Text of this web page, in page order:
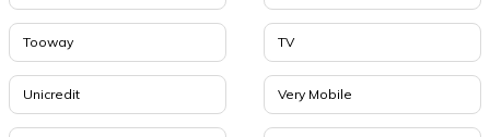
Tooway TV
Unicredit Very Mobile